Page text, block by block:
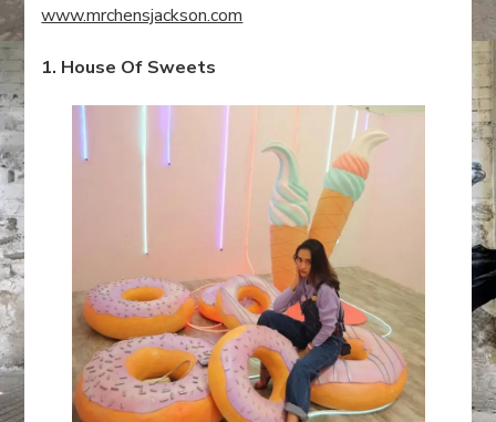
www.mrchensjackson.com
1. House Of Sweets